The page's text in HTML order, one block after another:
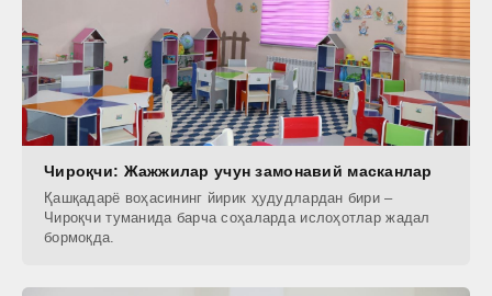
Чироқчи: Жажжилар учун замонавий масканлар
Қашқадарё воҳасининг йирик ҳудудлардан бири –
Чироқчи туманида барча соҳаларда ислоҳотлар жадал
бормоқда.